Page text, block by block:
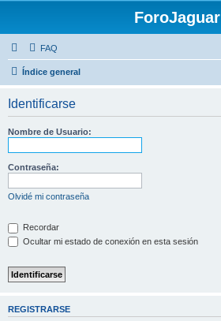
ForoJaguar
FAQ
Índice general
Identificarse
Nombre de Usuario:
Contraseña:
Olvidé mi contraseña
Recordar
Ocultar mi estado de conexión en esta sesión
REGISTRARSE